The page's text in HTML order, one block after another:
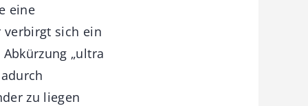
eine
verbirgt sich ein
„ultra
zu liegen